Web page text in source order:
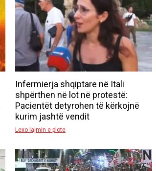
Infermierja shqiptare në Itali
shpërthen në lot në protestë:
Pacientët detyrohen të kërkojnë
kurim jashtë vendit
Lexo lajmin e plote